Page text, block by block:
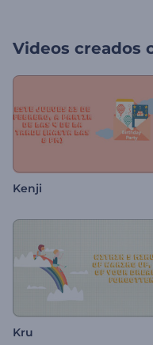
Videos creados
Kenji
Kru